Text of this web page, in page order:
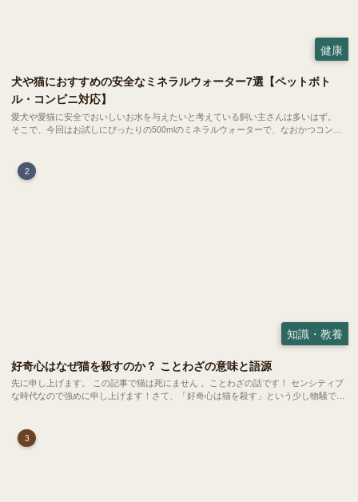
健康
犬や猫におすすめの安全なミネラルウォーター7選【ペットボト
ル・コンビニ対応】
愛犬や愛猫に安全でおいしいお水を与えたいと考えている飼い主さんは多いはず。
そこで、今回はお試しにぴったりの500mlのミネラルウォーターで、なおかつコンビ
2
知識・教養
好奇心はなぜ猫を殺すのか？ ことわざの意味と語源
先に申し上げます。 この記事で猫は死にません 。ことわざの話です！ センシティブ
な時代なので強めに申し上げます！さて、「好奇心は猫を殺す」という少し物騒で、
3